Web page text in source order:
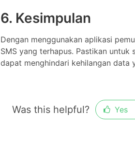
6. Kesimpulan
Dengan menggunakan aplikasi
SMS yang terhapus. Pastikan
dapat menghindari kehilangan data
Was this helpful? Yes